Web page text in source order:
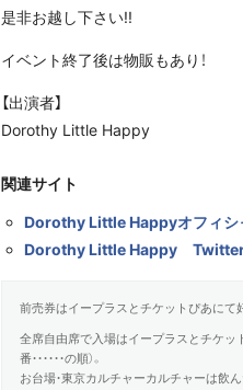
是非お越し下さい!!
イベント終了後は物販もあり！
【出演者】
Dorothy Little Happy
関連サイト
Dorothy Little Happyオフィシ
Dorothy Little Happy
前売券はイープラスとチケットぴあにて
全席自由席で入場はイープラスとチケ
番・・・・・・の順）。
お台場・東京カルチャーカルチャーは飲